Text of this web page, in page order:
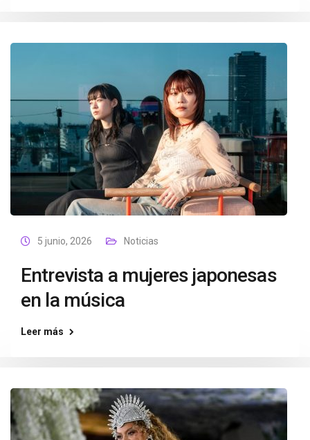
5 junio, 2026 Noticias
Entrevista a mujeres japonesas
en la música
Leer más